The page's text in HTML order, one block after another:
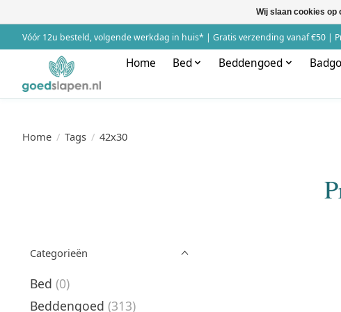
Vóór 12u besteld, volgende werkdag in huis* | Gratis verzending vanaf €50 |
Home Bed Beddengoed
Home / Tags / 42x30
Categorieën
Bed (0)
Beddengoed (313)
Wij slaan cookies op